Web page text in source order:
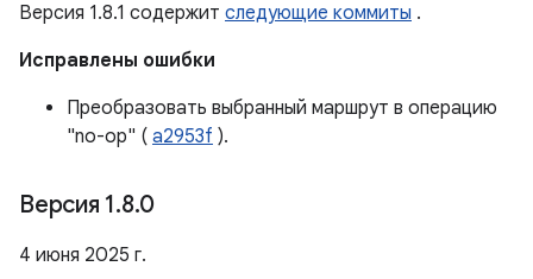
Версия 1.8.1 содержит следующие коммиты .
Исправлены ошибки
Преобразовать выбранный маршрут в операцию
"no-op" ( a2953f ).
Версия 1.8.0
4 июня 2025 г.